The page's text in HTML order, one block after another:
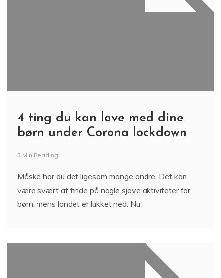
4 ting du kan lave med dine
børn under Corona lockdown
3 Min Reading
Måske har du det ligesom mange andre. Det kan
være svært at finde på nogle sjove aktiviteter for
børn, mens landet er lukket ned. Nu